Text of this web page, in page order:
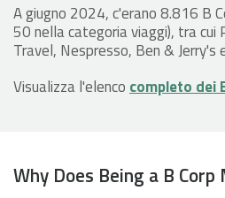
A giugno 2024, c'erano 8.816 B
50 nella categoria viaggi), tra cui
Travel, Nespresso, Ben & Jerry's
Visualizza l'elenco completo dei
Why Does Being a B